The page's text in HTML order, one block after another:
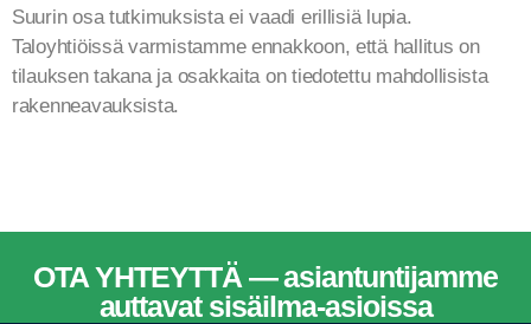
Suurin osa tutkimuksista ei vaadi erillisiä lupia.
Taloyhtiöissä varmistamme ennakkoon, että hallitus on
tilauksen takana ja osakkaita on tiedotettu mahdollisista
rakenneavauksista.
OTA YHTEYTTÄ — asiantuntijamme
auttavat sisäilma-asioissa